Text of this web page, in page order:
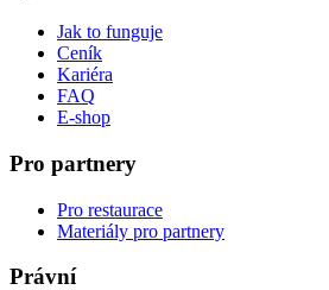
Jak to funguje
Ceník
Kariéra
FAQ
E-shop
Pro partnery
Pro restaurace
Materiály pro partnery
Právní